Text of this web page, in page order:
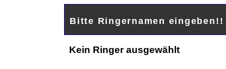
Bitte Ringernamen
Kein Ringer ausgewählt